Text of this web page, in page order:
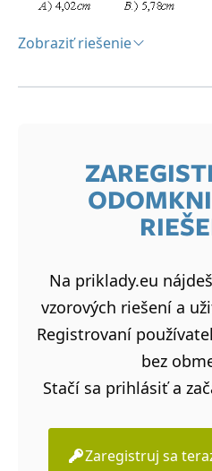
Zobraziť riešenie
Na priklady.eu
vzorových riešení a
Registrovaní
bez
Stačí sa prihlásiť a
Zaregistruj sa